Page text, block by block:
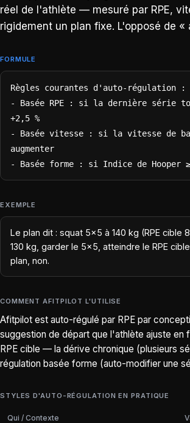
réel de l'athlète — mesuré par RPE,
rigidement un plan fixe. L'opposé de
FORMULE
Règles courantes d'auto-régulation :
- Basée RPE : si la dernière série
+2,5 %
- Basée vitesse : si la vitesse de
augmenter
- Basée forme : si Indice de Hooper
EXEMPLE
Le plan dit : squat 5×5 à 140 kg (RPE
130 kg, garder le 5×5, atteindre le RPE
plan, non.
COMMENT AFITPILOT L'UTILISE
Afitpilot est auto-régulé par RPE par
suggestion de départ que l'athlète ajuste en
RPE cible — la dérive chronique (plusieurs
régulation basée forme (auto-modifier une
STYLES D'AUTO-RÉGULATION EN PRATIQUE
Qui / Contexte